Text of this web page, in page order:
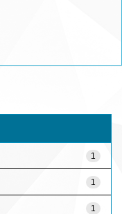
1
1
1